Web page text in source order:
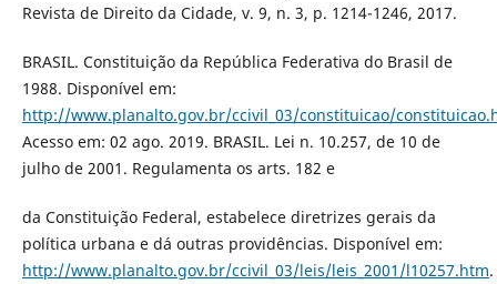
Revista de Direito da Cidade, v. 9, n. 3, p. 1214-1246, 2017.
BRASIL. Constituição da República Federativa do Brasil de
1988. Disponível em:
http://www.planalto.gov.br/ccivil_03/constituicao/
Acesso em: 02 ago. 2019. BRASIL. Lei n. 10.257, de 10 de
julho de 2001. Regulamenta os arts. 182 e
da Constituição Federal, estabelece diretrizes gerais da
política urbana e dá outras providências. Disponível em:
http://www.planalto.gov.br/ccivil_03/leis/leis_2001/l10257.htm.